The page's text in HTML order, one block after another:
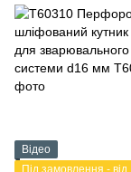
Відео